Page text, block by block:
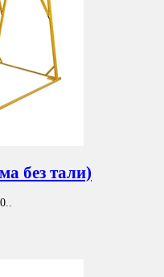
без тали)